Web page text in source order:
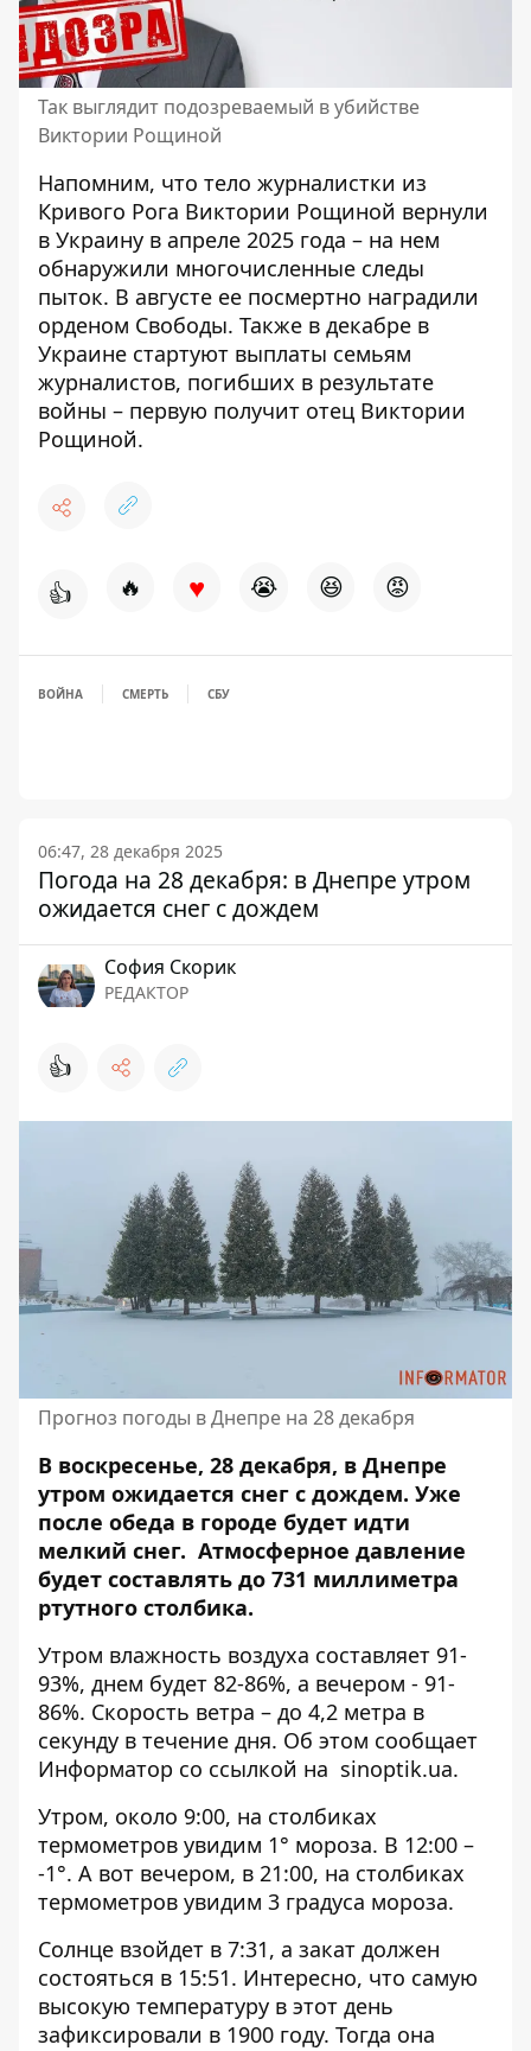
Так выглядит подозреваемый в убийстве
Виктории Рощиной
Напомним, что тело журналистки из
Кривого Рога Виктории Рощиной вернули
в Украину в апреле 2025 года – на нем
обнаружили многочисленные следы
пыток. В августе ее посмертно наградили
орденом Свободы. Также в декабре в
Украине стартуют выплаты семьям
журналистов, погибших в результате
войны – первую получит отец Виктории
Рощиной.
👍 🔥 ♥ 😭 😆 😡
ВОЙНА СМЕРТЬ СБУ
06:47, 28 декабря 2025
Погода на 28 декабря: в Днепре утром
ожидается снег с дождем
София Скорик
РЕДАКТОР
👍
Прогноз погоды в Днепре на 28 декабря
В воскресенье, 28 декабря, в Днепре
утром ожидается снег с дождем. Уже
после обеда в городе будет идти
мелкий снег. Атмосферное давление
будет составлять до 731 миллиметра
ртутного столбика.
Утром влажность воздуха составляет 91-
93%, днем ​​будет 82-86%, а вечером - 91-
86%. Скорость ветра – до 4,2 метра в
секунду в течение дня. Об этом сообщает
Информатор со ссылкой на sinoptik.ua.
Утром, около 9:00, на столбиках
термометров увидим 1° мороза. В 12:00 –
-1°. А вот вечером, в 21:00, на столбиках
термометров увидим 3 градуса мороза.
Солнце взойдет в 7:31, а закат должен
состояться в 15:51. Интересно, что самую
высокую температуру в этот день
зафиксировали в 1900 году. Тогда она